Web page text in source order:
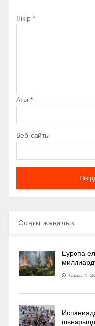
Пікір *
Аты *
Веб-сайты
Соңғы жаңалық
Еуропа
Тамыз 4,